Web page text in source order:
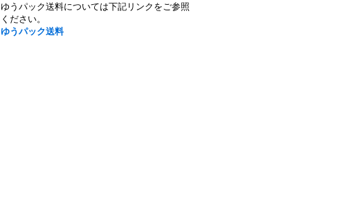
ゆうパック送料については下記リンクをご参照
ください。
ゆうパック送料